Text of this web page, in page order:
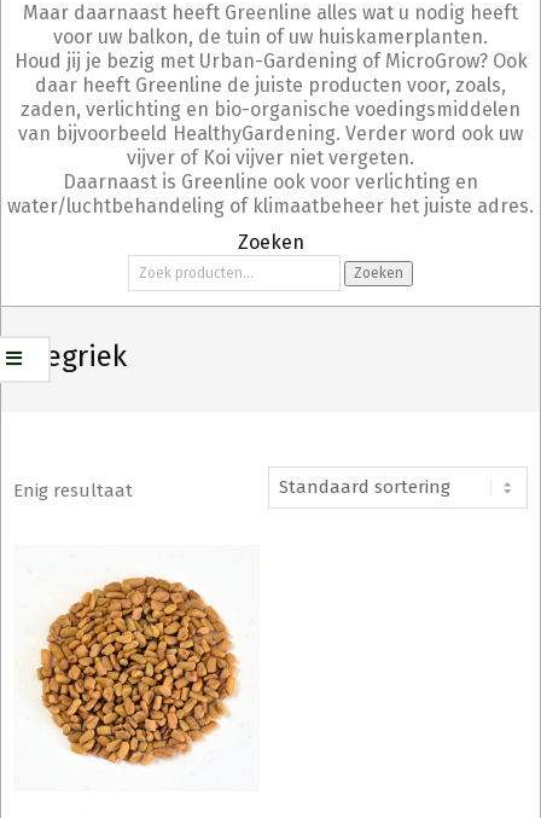
Maar daarnaast heeft Greenline alles wat u nodig heeft
voor uw balkon, de tuin of uw huiskamerplanten.
Houd jij je bezig met Urban-Gardening of MicroGrow? Ook
daar heeft Greenline de juiste producten voor, zoals,
zaden, verlichting en bio-organische voedingsmiddelen
van bijvoorbeeld HealthyGardening. Verder word ook uw
vijver of Koi vijver niet vergeten.
Daarnaast is Greenline ook voor verlichting en
water/luchtbehandeling of klimaatbeheer het juiste adres.
Zoeken
Zoeken
naar:
Zoeken
Fenegriek
Enig resultaat